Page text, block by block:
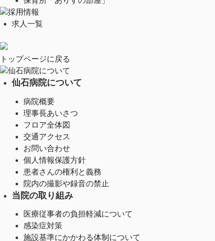
採用情報
求人一覧
トップページに戻る
仙石病院について
仙石病院について
病院概要
理事長あいさつ
フロア全体図
交通アクセス
お問い合わせ
個人情報保護方針
患者さんの権利と義務
院内の撮影や録音の禁止
当院の取り組み
医療従事者の負担軽減について
感染症対策
施設基準にかかわる体制について